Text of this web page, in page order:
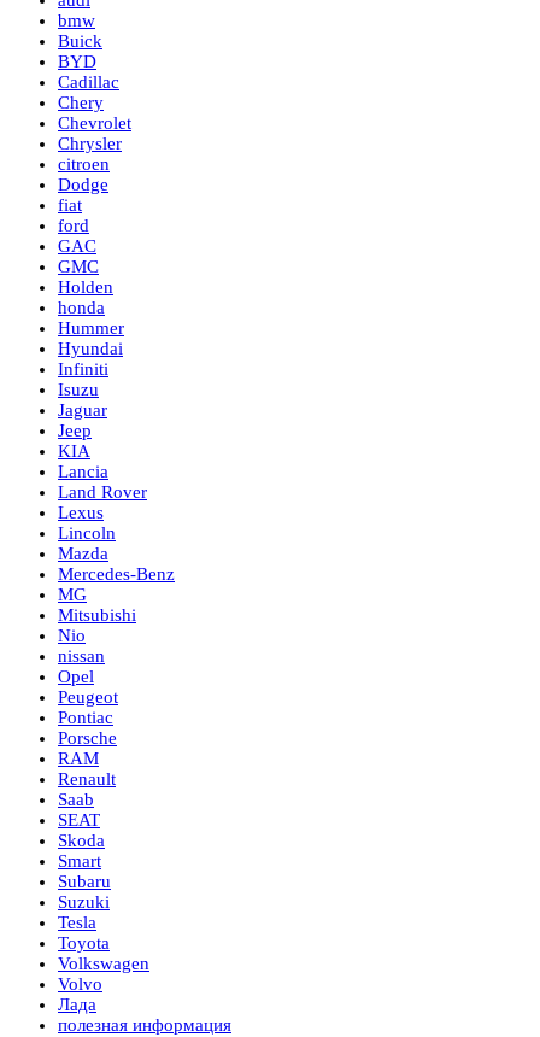
bmw
Buick
BYD
Cadillac
Chery
Chevrolet
Chrysler
citroen
Dodge
fiat
ford
GAC
GMC
Holden
honda
Hummer
Hyundai
Infiniti
Isuzu
Jaguar
Jeep
KIA
Lancia
Land Rover
Lexus
Lincoln
Mazda
Mercedes-Benz
MG
Mitsubishi
Nio
nissan
Opel
Peugeot
Pontiac
Porsche
RAM
Renault
Saab
SEAT
Skoda
Smart
Subaru
Suzuki
Tesla
Toyota
Volkswagen
Volvo
Лада
полезная информация